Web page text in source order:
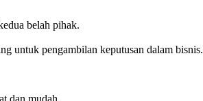
belah pihak.
untuk pengambilan keputusan dalam bisnis.
dan mudah.